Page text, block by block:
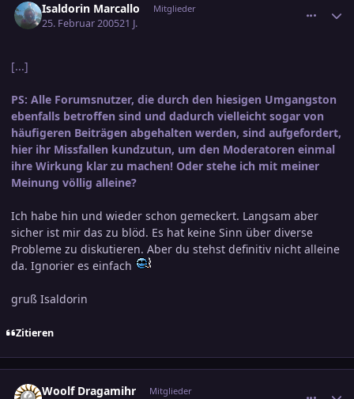
Isaldorin Marcallo Mitglieder
25. Februar 200521 J.
[...]
PS: Alle Forumsnutzer, die durch den hiesigen Umgangston
ebenfalls betroffen sind und dadurch vielleicht sogar von
häufigeren Beiträgen abgehalten werden, sind aufgefordert,
hier ihr Missfallen kundzutun, um den Moderatoren einmal
ihre Wirkung klar zu machen! Oder stehe ich mit meiner
Meinung völlig alleine?
Ich habe hin und wieder schon gemeckert. Langsam aber
sicher ist mir das zu blöd. Es hat keine Sinn über diverse
Probleme zu diskutieren. Aber du stehst definitiv nicht alleine
da. Ignorier es einfach
gruß Isaldorin
Zitieren
Woolf Dragamihr Mitglieder